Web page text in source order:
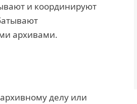
и координируют
архивами.
делу или